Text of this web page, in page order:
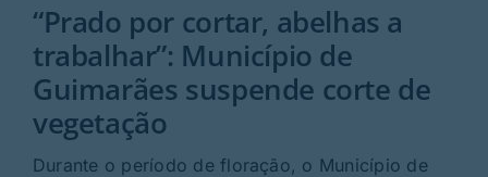
Opinião
Região
Rubricas
“Prado por cortar, abelhas a
trabalhar”: Município de
Guimarães suspende corte de
vegetação
Durante o período de floração, o Município de